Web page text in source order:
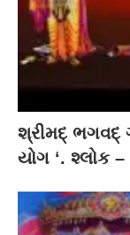
શ્રીમદ્ ભગવદ્
યોગ ‘. શ્લોક –